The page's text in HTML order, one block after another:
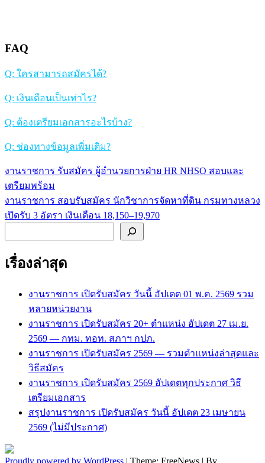
FAQ
Q: ใครสามารถสมัครได้?
Q: เงินเดือนเป็นเท่าไร?
Q: ต้องเตรียมเอกสารอะไรบ้าง?
Q: ช่องทางข้อมูลเพิ่มเติม?
แนะแนว
เรื่อง
งานราชการ รับสมัคร ผู้อำนวยการฝ่าย HR NHSO สอบและ
เตรียมพร้อม
งานราชการ สอบรับสมัคร นักวิชาการจัดหาที่ดิน กรมทางหลวง
เปิดรับ 3 อัตรา เงินเดือน 18,150–19,970
เรื่องล่าสุด
งานราชการ เปิดรับสมัคร วันนี้ อัปเดต 01 พ.ค. 2569 รวม
หลายหน่วยงาน
งานราชการ เปิดรับสมัคร 20+ ตำแหน่ง อัปเดต 27 เม.ย.
2569 — กทม. ทอท. สภาฯ กปภ.
งานราชการ เปิดรับสมัคร 2569 — รวมตำแหน่งล่าสุดและ
วิธีสมัคร
งานราชการ เปิดรับสมัคร 2569 อัปเดตทุกประกาศ วิธี
เตรียมเอกสาร
สรุปงานราชการ เปิดรับสมัคร วันนี้ อัปเดต 23 เมษายน
2569 (ไม่มีประกาศ)